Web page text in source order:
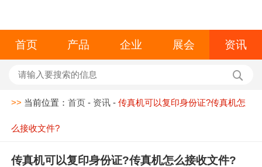
首页 产品 企业 展会 资讯
>> 当前位置：首页 - 资讯 -传真机可以复印身份证?传真机怎
么接收文件?
传真机可以复印身份证?传真机怎么接收文件?